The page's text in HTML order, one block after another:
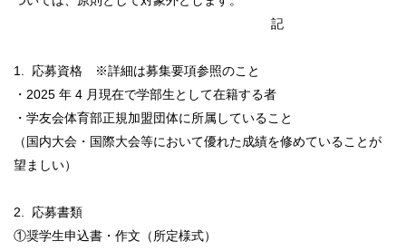
記
1. 応募資格 ※詳細は募集要項参照のこと
・2025 年 4 月現在で学部生として在籍する者
・学友会体育部正規加盟団体に所属していること
（国内大会・国際大会等において優れた成績を修めていることが
望ましい）
2. 応募書類
①奨学生申込書・作文（所定様式）